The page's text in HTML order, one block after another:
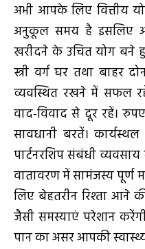
अभी आपके लिए वित्तीय
अनुकूल समय है इसलिए
खरीदने के उचित योग बने
स्त्री वर्ग घर तथा बाहर
व्यवस्थित रखने में सफल
वाद-विवाद से दूर रहें।
सावधानी बरतें।
पार्टनरशिप संबंधी
वातावरण में सामंजस्य पूर्ण
लिए बेहतरीन रिश्ता आने
जैसी समस्याएं परेशान
पान का असर आपकी